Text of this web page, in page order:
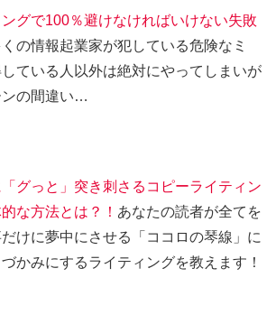
ングで100％避けなければいけない失敗
の情報起業家が犯している危険なミ
ている人以外は絶対にやってしまいが
ンの間違い…
「グっと」突き刺さるコピーライティン
な方法とは？！ あなたの読者が全てを
けに夢中にさせる「ココロの琴線」に
かみにするライティングを教えます！